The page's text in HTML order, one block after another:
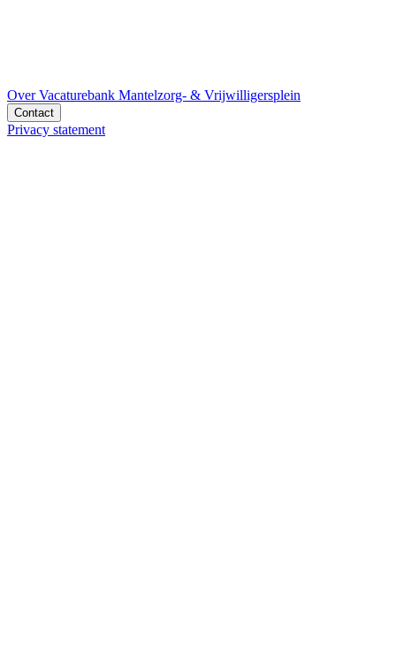
Over Vacaturebank Mantelzorg- & Vrijwilligersplein
Contact
Privacy statement